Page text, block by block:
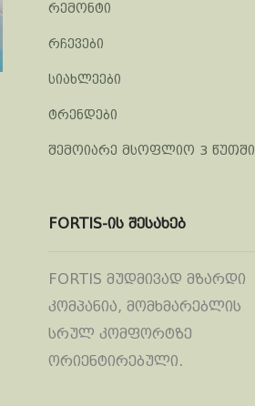
რემონტი
რჩევები
სიახლეები
ტრენდები
შემოიარე მსოფლიო 3 წუთში
FORTIS-ის შესახებ
FORTIS მუდმივად მზარდი
კომპანია, მომხმარებლის
სრულ კომფორტზე
ორიენტირებული.